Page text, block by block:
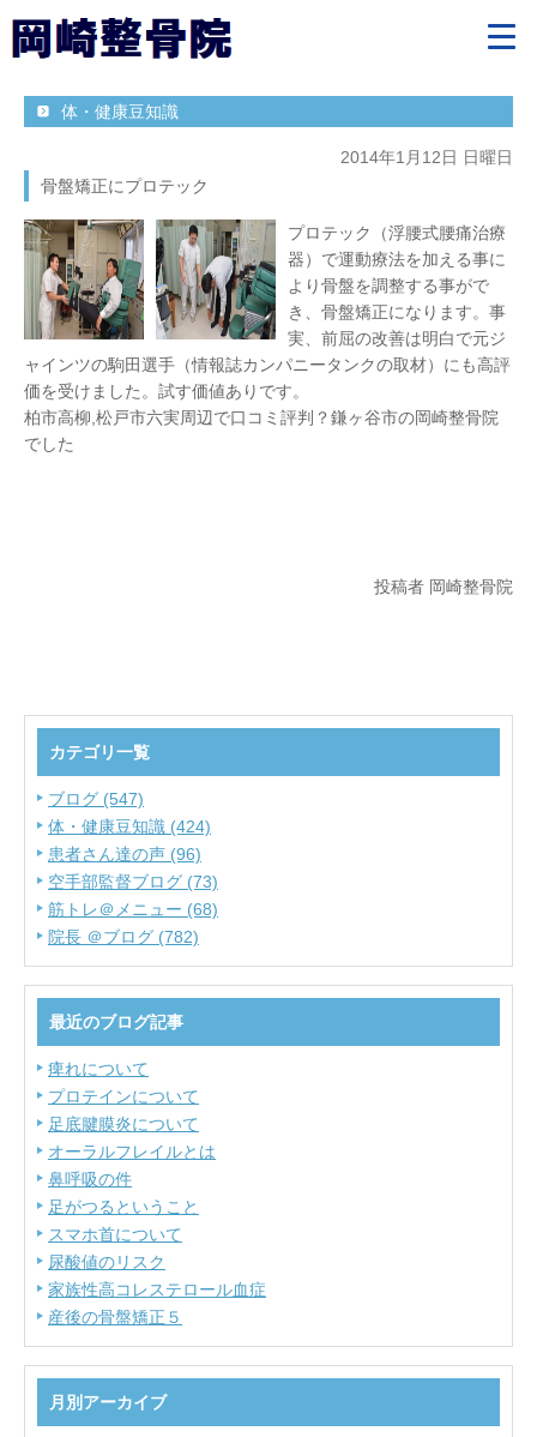
体・健康豆知識
2014年1月12日 日曜日
骨盤矯正にプロテック
プロテック（浮腰式腰痛治療
器）で運動療法を加える事に
より骨盤を調整する事がで
き、骨盤矯正になります。事
実、前屈の改善は明白で元ジ
ャインツの駒田選手（情報誌カンパニータンクの取材）にも高評
価を受けました。試す価値ありです。
柏市高柳,松戸市六実周辺で口コミ評判？鎌ヶ谷市の岡崎整骨院
でした
投稿者 岡崎整骨院
カテゴリ一覧
ブログ (547)
体・健康豆知識 (424)
患者さん達の声 (96)
空手部監督ブログ (73)
筋トレ＠メニュー (68)
院長 ＠ブログ (782)
最近のブログ記事
痺れについて
プロテインについて
足底腱膜炎について
オーラルフレイルとは
鼻呼吸の件
足がつるということ
スマホ首について
尿酸値のリスク
家族性高コレステロール血症
産後の骨盤矯正５
月別アーカイブ